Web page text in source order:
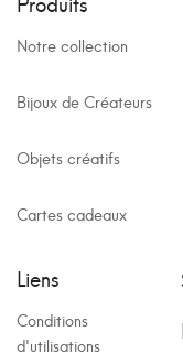
Notre collection
Bijoux de Créateurs
Objets créatifs
Cartes cadeaux
Liens
Conditions
d'utilisations